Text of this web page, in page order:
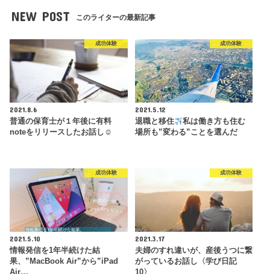
NEW POST このライターの最新記事
成功体験
2021.8.6
普通の保育士が１年後に有料
noteをリリースしたお話し☺︎
成功体験
2021.5.12
退職と移住
私は働き方も住む
場所も”変わる”ことを選んだ
成功体験
2021.5.10
情報発信を1年半続けた結
果、”MacBook Air”から”iPad
成功体験
2021.3.17
夫婦のすれ違いが、産後うつに繋
がっているお話し〈学び日記